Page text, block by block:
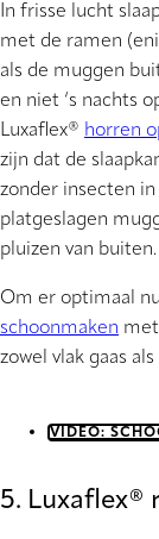
In frisse lucht
met de ramen
als de muggen
en niet ‘s nachts
Luxaflex® horren
zijn dat de
zonder insecten
platgeslagen
pluizen van buiten.
Om er optimaal
schoonmaken
zowel vlak gaas
VIDEO:
5. Luxaflex®